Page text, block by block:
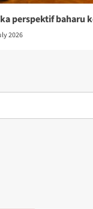
perspektif baharu
2026